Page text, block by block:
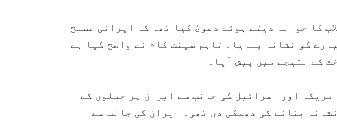
کا حوالہ دیتے ہوئے دعویٰ کیا تھا کہ ایرانی مسلح
کو نشانہ بنایا۔ تاہم سینٹ کام نے واضح کیا ہے
کے نتیجے میں پیش آیا۔
اور اسرائیل کی جانب سے ایران پر حملوں کے
بنانے کی دھمکی دی تھی۔ ایران کی جانب سے